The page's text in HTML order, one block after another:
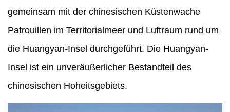
gemeinsam mit der chinesischen Küstenwache
Patrouillen im Territorialmeer und Luftraum rund um
die Huangyan-Insel durchgeführt. Die Huangyan-
Insel ist ein unveräußerlicher Bestandteil des
chinesischen Hoheitsgebiets.